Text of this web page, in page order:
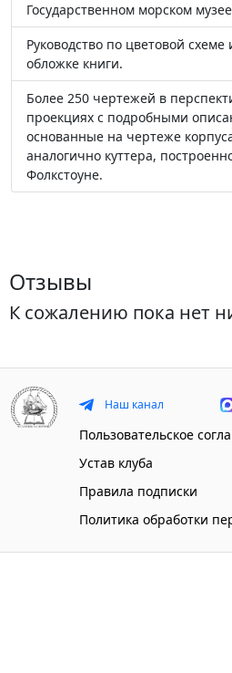
Государственном морском
Руководство по цветовой схеме
обложке книги.
Более 250 чертежей в
проекциях с подробными
основанные на чертеже
аналогично куттера,
Фолкстоуне.
Отзывы
К сожалению пока нет
Наш канал
Пользовательское
Устав клуба
Правила подписки
Политика обработки